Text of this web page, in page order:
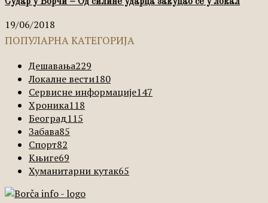
19/06/2018
ПОПУЛАРНА КАТЕГОРИЈА
Дешавања229
Локалне вести180
Сервисне информације147
Хроника118
Београд115
Забава85
Спорт82
Књиге69
Хуманитарни кутак65